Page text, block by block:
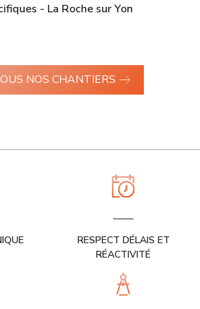
- La Roche sur Yon
NOS CHANTIERS
RESPECT DÉLAIS ET
RÉACTIVITÉ